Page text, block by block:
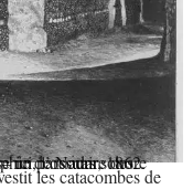
de Paris d’après une photographie de Nadar, 1862.
les catacombes de